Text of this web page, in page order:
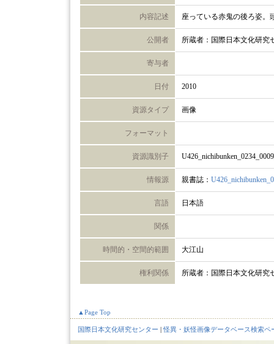
内容記述 座っている赤鬼の後ろ姿。
公開者 所蔵者：国際日本文化研究
寄与者
日付 2010
資源タイプ 画像
フォーマット
資源識別子
情報源 親書誌：
言語 日本語
関係
時間的・空間的範囲 大江山
権利関係 所蔵者：国際日本文化研究
▲Page Top
国際日本文化研究センター |怪異・妖怪画像データベース検索ペ